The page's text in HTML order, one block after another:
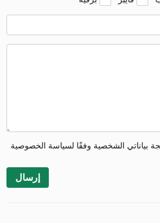
بياناتي الشخصية وفقًا لسياسة الخصوصية
إرسال